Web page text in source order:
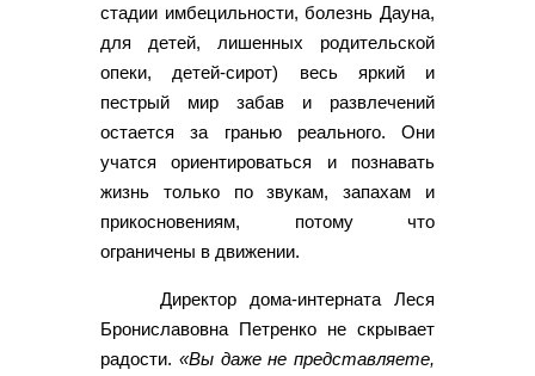
стадии имбецильности, болезнь Дауна,
для детей, лишенных родительской
опеки, детей-сирот) весь яркий и
пестрый мир забав и развлечений
остается за гранью реального. Они
учатся ориентироваться и познавать
жизнь только по звукам, запахам и
прикосновениям, потому что
ограничены в движении.
Директор дома-интерната Леся
Брониславовна Петренко не скрывает
радости. «Вы даже не представляете,